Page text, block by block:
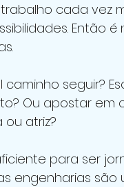
cada vez
Então
caminho seguir?
Ou apostar em
ou atriz?
para ser
engenharias